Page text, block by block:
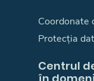
Coordonate
Protecția
Centrul